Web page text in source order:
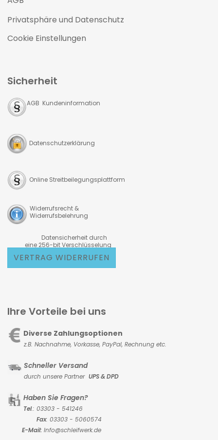
Privatsphäre und Datenschutz
Cookie Einstellungen
Sicherheit
AGB Kundeninformation
Datenschutzerklärung
Online Streitbeilegungsplattform
Widerrufsrecht &
Widerrufsbelehrung
Datensicherheit durch
eine 256-bit Verschlüsselung
VERTRAG WIDERRUFEN
Ihre Vorteile bei uns
Diverse Zahlungsoptionen
z.B. Nachnahme, Vorkasse, PayPal, Rechnung etc.
Schneller Versand
durch unsere Partner UPS & DPD
Haben Sie Fragen?
Tel.: 03303 - 541246
Fax: 03303 - 5060574
E-Mail: Info@schleifwerk.de